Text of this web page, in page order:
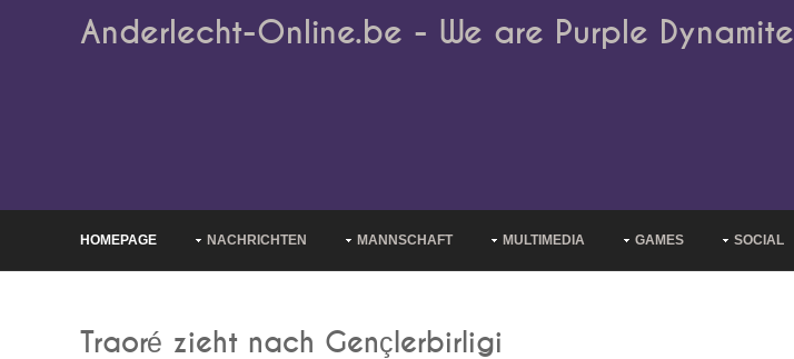
Anderlecht-Online.be - We are Purple Dynamite
HOMEPAGE NACHRICHTEN MANNSCHAFT MULTIMEDIA GAMES SOCIAL
Traoré zieht nach Gençlerbirligi